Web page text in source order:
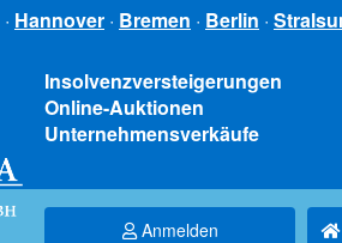
· Hannover · Bremen · Berlin ·
Insolvenzversteigerungen
Online-Auktionen
Unternehmensverkäufe
Anmelden